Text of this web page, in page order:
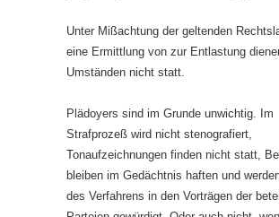
Unter Mißachtung der geltenden
eine Ermittlung von zur Entlastung
Umständen nicht statt.
Plädoyers sind im Grunde unwichtig. Im
Strafprozeß wird nicht stenografiert,
Tonaufzeichnungen finden nicht statt,
bleiben im Gedächtnis haften und
des Verfahrens in den Vorträgen der